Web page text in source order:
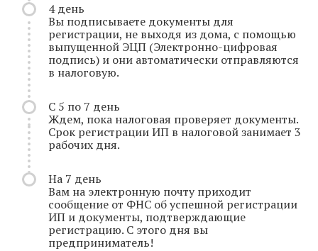
4 день
Вы подписываете документы для
регистрации, не выходя из дома, с помощью
выпущенной ЭЦП (Электронно-цифровая
подпись) и они автоматически отправляются
в налоговую.
С 5 по 7 день
Ждем, пока налоговая проверяет документы.
Срок регистрации ИП в налоговой занимает 3
рабочих дня.
На 7 день
Вам на электронную почту приходит
сообщение от ФНС об успешной регистрации
ИП и документы, подтверждающие
регистрацию. С этого дня вы
предприниматель!